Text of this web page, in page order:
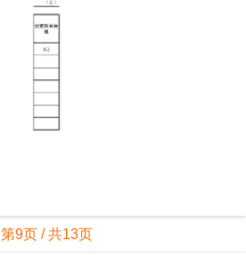
第9页 / 共13页